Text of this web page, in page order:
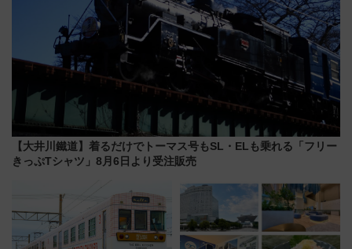
【大井川鐵道】着るだけでトーマス号もSL・ELも乗れる「フリー
きっぷTシャツ」8月6日より受注販売